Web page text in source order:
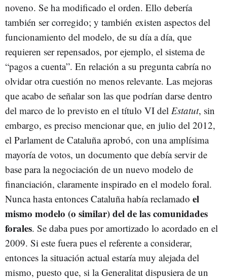
noveno. Se ha modificado el orden. Ello debería
también ser corregido; y también existen aspectos del
funcionamiento del modelo, de su día a día, que
requieren ser repensados, por ejemplo, el sistema de
“pagos a cuenta”. En relación a su pregunta cabría no
olvidar otra cuestión no menos relevante. Las mejoras
que acabo de señalar son las que podrían darse dentro
del marco de lo previsto en el título VI del Estatut, sin
embargo, es preciso mencionar que, en julio del 2012,
el Parlament de Cataluña aprobó, con una amplísima
mayoría de votos, un documento que debía servir de
base para la negociación de un nuevo modelo de
financiación, claramente inspirado en el modelo foral.
Nunca hasta entonces Cataluña había reclamado el
mismo modelo (o similar) del de las comunidades
forales. Se daba pues por amortizado lo acordado en el
2009. Si este fuera pues el referente a considerar,
entonces la situación actual estaría muy alejada del
mismo, puesto que, si la Generalitat dispusiera de un